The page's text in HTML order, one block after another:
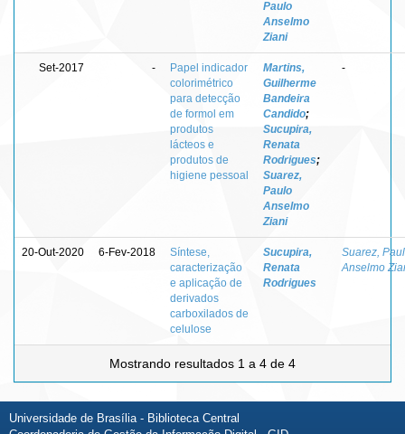
Paulo
Anselmo
Ziani
Set-2017 -
Papel indicador
colorimétrico
para detecção
de formol em
produtos
lácteos e
produtos de
higiene pessoal
Martins,
Guilherme
Bandeira
Candido;
Sucupira,
Renata
Rodrigues;
Suarez,
Paulo
Anselmo
Ziani
-
20-Out-2020 6-Fev-2018
Síntese,
caracterização
e aplicação de
derivados
carboxilados de
celulose
Sucupira,
Renata
Rodrigues
Suarez,
Anselmo
Mostrando resultados 1 a 4 de 4
Universidade de Brasília - Biblioteca Central